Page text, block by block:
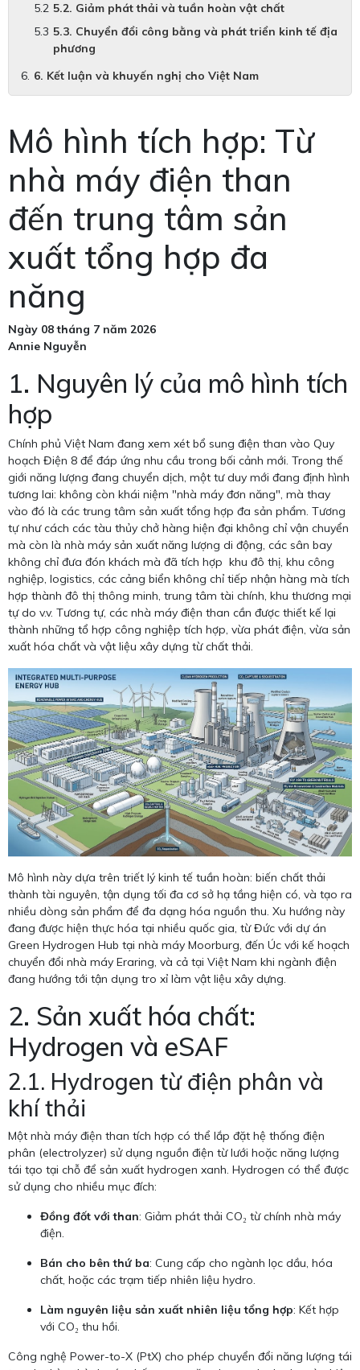
5.2. Giảm phát thải và tuần hoàn vật chất
5.3. Chuyển đổi công bằng và phát triển kinh tế địa
phương
6. Kết luận và khuyến nghị cho Việt Nam
Mô hình tích hợp: Từ
nhà máy điện than
đến trung tâm sản
xuất tổng hợp đa
năng
Ngày 08 tháng 7 năm 2026
Annie Nguyễn
1. Nguyên lý của mô hình tích
hợp
Chính phủ Việt Nam đang xem xét bổ sung điện than vào Quy
hoạch Điện 8 để đáp ứng nhu cầu trong bối cảnh mới. Trong thế
giới năng lượng đang chuyển dịch, một tư duy mới đang định hình
tương lai: không còn khái niệm "nhà máy đơn năng", mà thay
vào đó là các trung tâm sản xuất tổng hợp đa sản phẩm. Tương
tự như cách các tàu thủy chở hàng hiện đại không chỉ vận chuyển
mà còn là nhà máy sản xuất năng lượng di động, các sân bay
không chỉ đưa đón khách mà đã tích hợp khu đô thị, khu công
nghiệp, logistics, các cảng biển không chỉ tiếp nhận hàng mà tích
hợp thành đô thị thông minh, trung tâm tài chính, khu thương mại
tự do v.v. Tương tự, các nhà máy điện than cần được thiết kế lại
thành những tổ hợp công nghiệp tích hợp, vừa phát điện, vừa sản
xuất hóa chất và vật liệu xây dựng từ chất thải.
Mô hình này dựa trên triết lý kinh tế tuần hoàn: biến chất thải
thành tài nguyên, tận dụng tối đa cơ sở hạ tầng hiện có, và tạo ra
nhiều dòng sản phẩm để đa dạng hóa nguồn thu. Xu hướng này
đang được hiện thực hóa tại nhiều quốc gia, từ Đức với dự án
Green Hydrogen Hub tại nhà máy Moorburg, đến Úc với kế hoạch
chuyển đổi nhà máy Eraring, và cả tại Việt Nam khi ngành điện
đang hướng tới tận dụng tro xỉ làm vật liệu xây dựng.
2. Sản xuất hóa chất:
Hydrogen và eSAF
2.1. Hydrogen từ điện phân và
khí thải
Một nhà máy điện than tích hợp có thể lắp đặt hệ thống điện
phân (electrolyzer) sử dụng nguồn điện từ lưới hoặc năng lượng
tái tạo tại chỗ để sản xuất hydrogen xanh. Hydrogen có thể được
sử dụng cho nhiều mục đích:
Đồng đốt với than: Giảm phát thải CO₂ từ chính nhà máy
điện.
Bán cho bên thứ ba: Cung cấp cho ngành lọc dầu, hóa
chất, hoặc các trạm tiếp nhiên liệu hydro.
Làm nguyên liệu sản xuất nhiên liệu tổng hợp: Kết hợp
với CO₂ thu hồi.
Công nghệ Power-to-X (PtX) cho phép chuyển đổi năng lượng tái